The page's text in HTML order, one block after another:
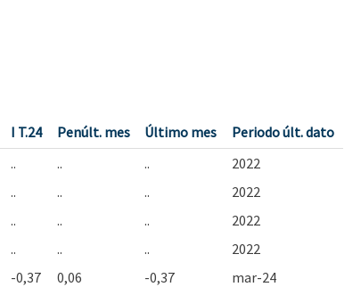
I T.24 Penúlt. mes Último mes
Periodo últ. dato
.. .. ..
2022
.. .. ..
2022
.. .. ..
2022
.. .. ..
2022
-0,37 0,06 -0,37
mar-24